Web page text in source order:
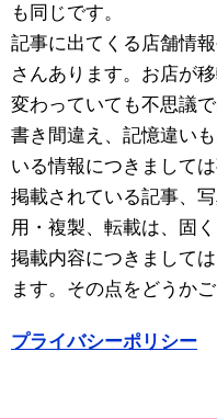
も同じです。
記事に出てくる店舗情
さんあります。お店が
変わっていても不思議
書き間違え、記憶違い
いる情報につきまして
掲載されている記事、
用・複製、転載は、固
掲載内容につきまして
ます。その点をどうか
プライバシーポリシー